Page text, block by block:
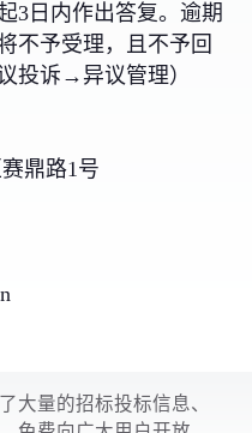
3日内作出答复。逾期
不予受理，且不予回
投诉→异议管理）
鼎路1号
大量的招标投标信息、